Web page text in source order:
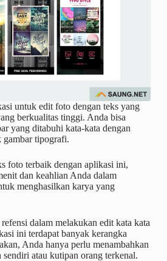
untuk edit foto dengan teks yang
berkualitas tinggi. Anda bisa
yang ditabuhi kata-kata dengan
gambar tipografi.
foto terbaik dengan aplikasi ini,
dan keahlian Anda dalam
menghasilkan karya yang
dalam melakukan edit kata kata
ini terdapat banyak kerangka
Anda hanya perlu menambahkan
atau kutipan orang terkenal.